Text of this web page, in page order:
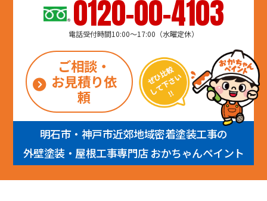
0120-00-4103
電話受付時間10:00～17:00（水曜定休）
ご相談・
お見積り依
頼
明石市・神戸市近郊地域密着塗装工事の
外壁塗装・屋根工事専門店 おかちゃんペイント